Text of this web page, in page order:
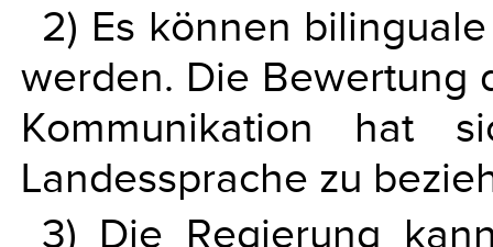
2) Es können
werden. Die Bewertung
Kommunikation
Landessprache zu
3) Die Regierung